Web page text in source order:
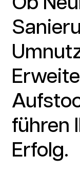
führen
Erfolg.